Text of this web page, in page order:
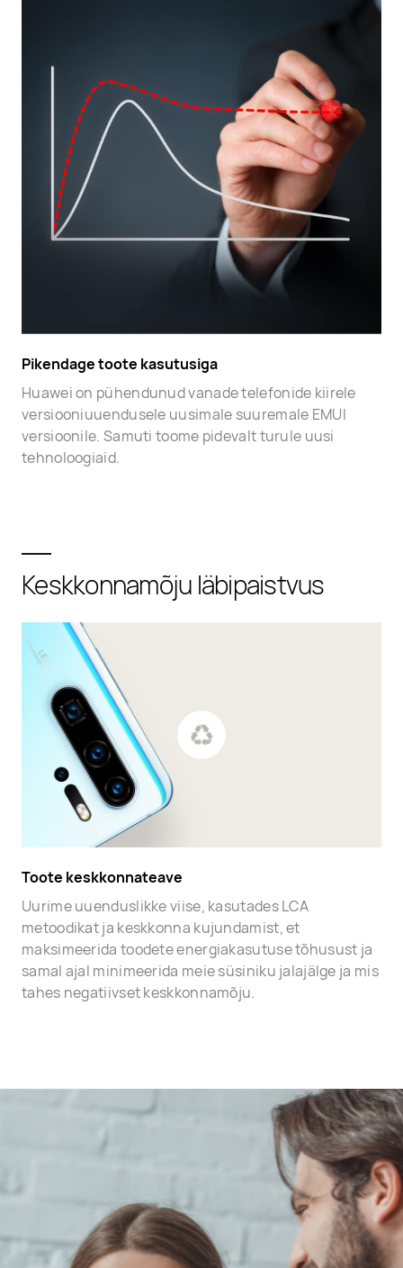
Pikendage toote kasutusiga
Huawei on pühendunud vanade telefonide kiirele
versiooniuuendusele uusimale suuremale EMUI
versioonile. Samuti toome pidevalt turule uusi
tehnoloogiaid.
Keskkonnamõju läbipaistvus
Toote keskkonnateave
Uurime uuenduslikke viise, kasutades LCA
metoodikat ja keskkonna kujundamist, et
maksimeerida toodete energiakasutuse tõhusust ja
samal ajal minimeerida meie süsiniku jalajälge ja mis
tahes negatiivset keskkonnamõju.